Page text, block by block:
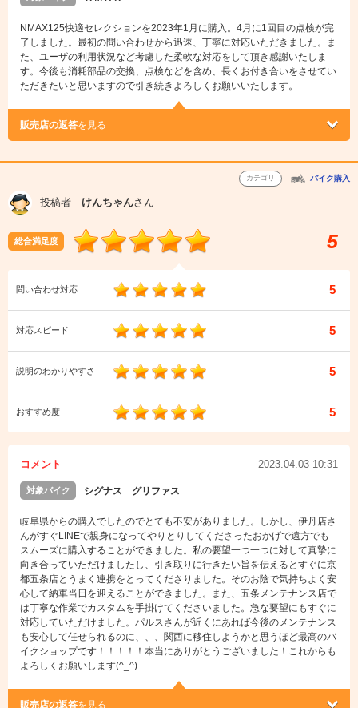
NMAX125快適セレクションを2023年1月に購入。4月に1回目の点検が完
了しました。最初の問い合わせから迅速、丁寧に対応いただきました。ま
た、ユーザの利用状況など考慮した柔軟な対応をして頂き感謝いたしま
す。今後も消耗部品の交換、点検などを含め、長くお付き合いをさせてい
ただきたいと思いますので引き続きよろしくお願いいたします。
販売店の返答を見る
カテゴリ バイク購入
投稿者 けんちゃんさん
総合満足度 5
問い合わせ対応 5
対応スピード 5
説明のわかりやすさ 5
おすすめ度 5
コメント 2023.04.03 10:31
対象バイク シグナス グリファス
岐阜県からの購入でしたのでとても不安がありました。しかし、伊丹店さ
んがすぐLINEで親身になってやりとりしてくださったおかげで遠方でも
スムーズに購入することができました。私の要望一つ一つに対して真摯に
向き合っていただけましたし、引き取りに行きたい旨を伝えるとすぐに京
都五条店とうまく連携をとってくださりました。そのお陰で気持ちよく安
心して納車当日を迎えることができました。また、五条メンテナンス店で
は丁寧な作業でカスタムを手掛けてくださいました。急な要望にもすぐに
対応していただけました。パルスさんが近くにあれば今後のメンテナンス
も安心して任せられるのに、、、関西に移住しようかと思うほど最高のバ
イクショップです！！！！！本当にありがとうございました！これからも
よろしくお願いします(^_^)
販売店の返答を見る